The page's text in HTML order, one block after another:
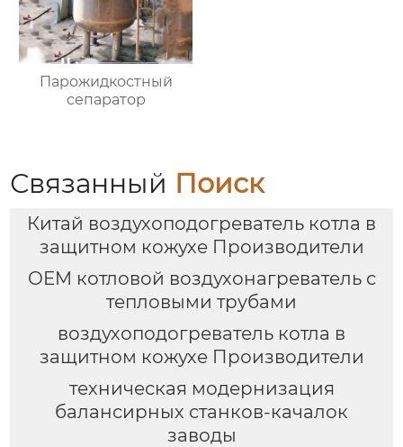
Парожидкостный
сепаратор
Связанный Поиск
Китай воздухоподогреватель котла в
защитном кожухе Производители
OEM котловой воздухонагреватель с
тепловыми трубами
воздухоподогреватель котла в
защитном кожухе Производители
техническая модернизация
балансирных станков-качалок
заводы